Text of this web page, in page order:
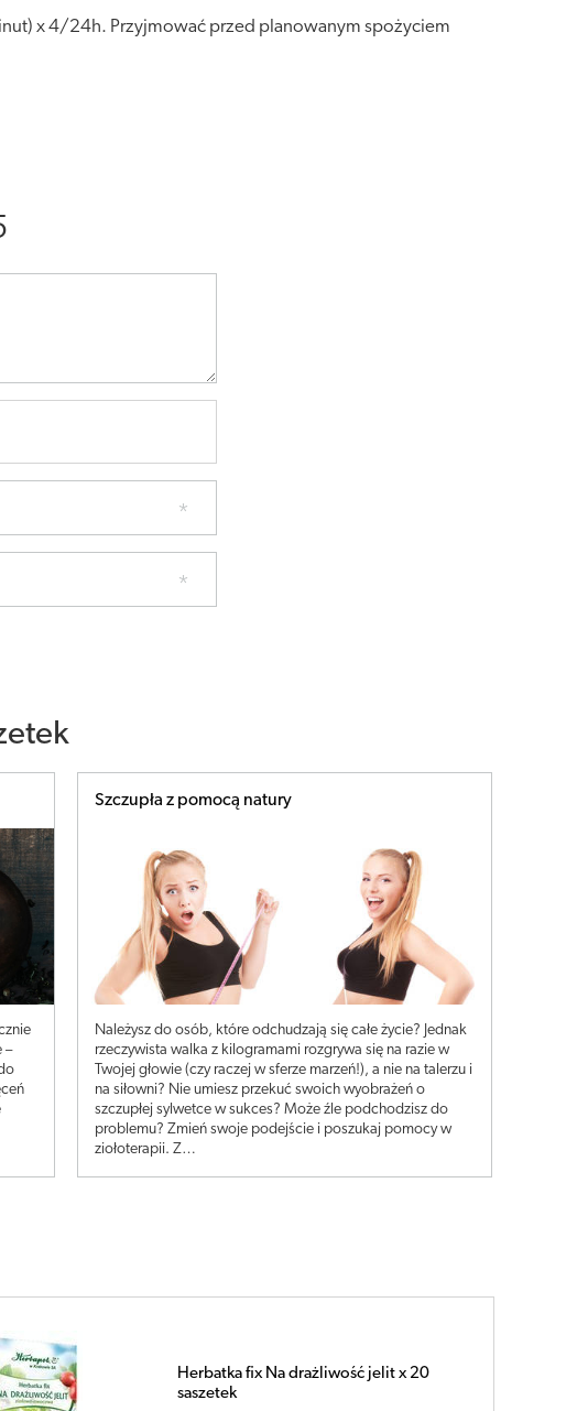
x 4/24h. Przyjmować przed planowanym spożyciem
–
Szczupła z pomocą natury
Należysz do osób, które odchudzają się całe życie? Jednak
rzeczywista walka z kilogramami rozgrywa się na razie w
Twojej głowie (czy raczej w sferze marzeń!), a nie na talerzu i
na siłowni? Nie umiesz przekuć swoich wyobrażeń o
szczupłej sylwetce w sukces? Może źle podchodzisz do
problemu? Zmień swoje podejście i poszukaj pomocy w
ziołoterapii. Z…
Herbatka fix Kaszelek x 20